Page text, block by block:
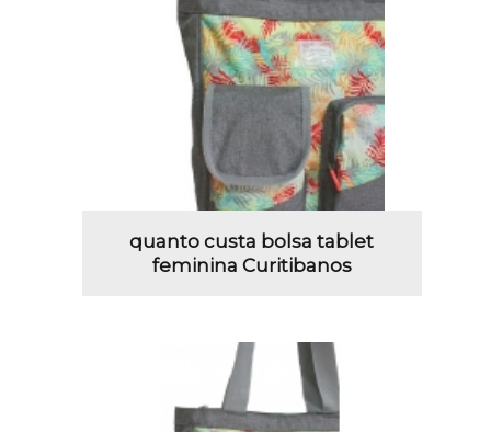
quanto custa bolsa tablet
feminina Curitibanos